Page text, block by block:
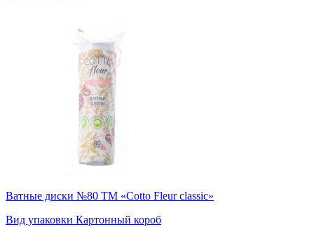
Ватные диски №80 ТМ «Cotto Fleur classic»
Вид упаковки Картонный короб